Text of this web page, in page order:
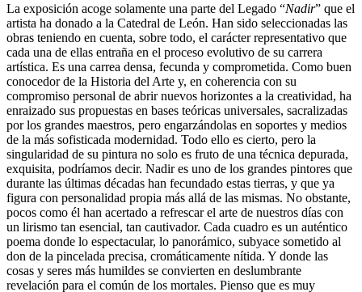
La exposición acoge solamente una parte del Legado “Nadir” que el
artista ha donado a la Catedral de León. Han sido seleccionadas las
obras teniendo en cuenta, sobre todo, el carácter representativo que
cada una de ellas entraña en el proceso evolutivo de su carrera
artística. Es una carrea densa, fecunda y comprometida. Como buen
conocedor de la Historia del Arte y, en coherencia con su
compromiso personal de abrir nuevos horizontes a la creatividad, ha
enraizado sus propuestas en bases teóricas universales, sacralizadas
por los grandes maestros, pero engarzándolas en soportes y medios
de la más sofisticada modernidad. Todo ello es cierto, pero la
singularidad de su pintura no solo es fruto de una técnica depurada,
exquisita, podríamos decir. Nadir es uno de los grandes pintores que
durante las últimas décadas han fecundado estas tierras, y que ya
figura con personalidad propia más allá de las mismas. No obstante,
pocos como él han acertado a refrescar el arte de nuestros días con
un lirismo tan esencial, tan cautivador. Cada cuadro es un auténtico
poema donde lo espectacular, lo panorámico, subyace sometido al
don de la pincelada precisa, cromáticamente nítida. Y donde las
cosas y seres más humildes se convierten en deslumbrante
revelación para el común de los mortales. Pienso que es muy